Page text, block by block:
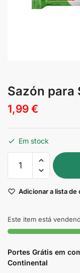
Sazón para
1,99 €
Em stock
Quantidade
para
60g
Adicionar a lista de
Este item está
Portes Grátis em
Continental